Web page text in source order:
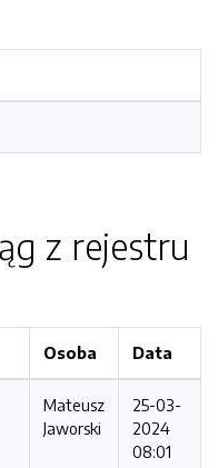
z rejestru
Osoba Data
Mateusz
Jaworski
25-03-
2024
08:01